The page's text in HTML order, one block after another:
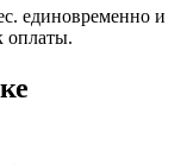
единовременно и
оплаты.